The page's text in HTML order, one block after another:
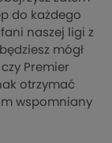
do każdego
naszej ligi z
mógł
Premier
otrzymać
wspomniany